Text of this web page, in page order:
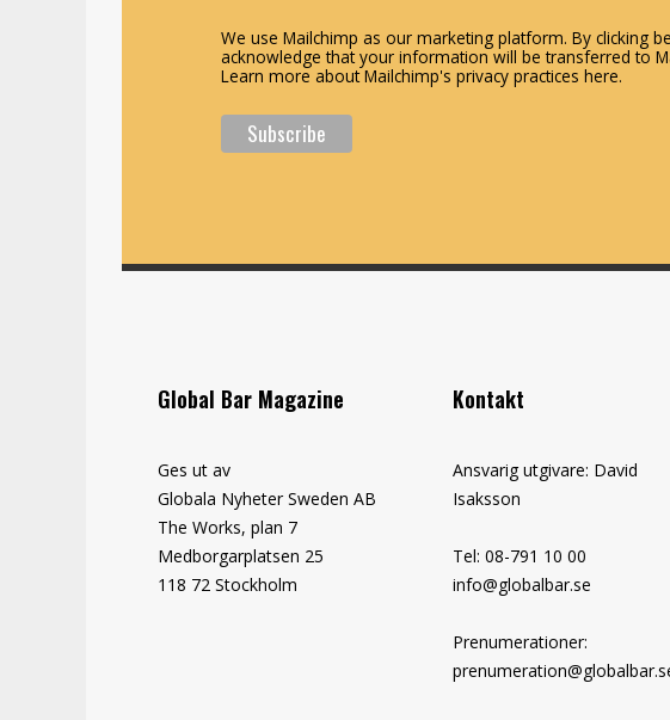
We use Mailchimp as our marketing platform. By clicking
acknowledge that your information will be transferred to
Learn more about Mailchimp's privacy practices here.
Global Bar Magazine
Ges ut av
Globala Nyheter Sweden AB
The Works, plan 7
Medborgarplatsen 25
118 72 Stockholm
Kontakt
Ansvarig utgivare: David
Isaksson
Tel: 08-791 10 00
info@globalbar.se
Prenumerationer: